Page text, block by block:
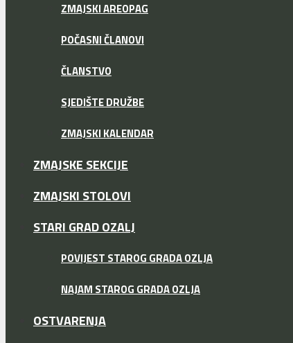
ZMAJSKI AREOPAG
POČASNI ČLANOVI
ČLANSTVO
SJEDIŠTE DRUŽBE
ZMAJSKI KALENDAR
ZMAJSKE SEKCIJE
ZMAJSKI STOLOVI
STARI GRAD OZALJ
POVIJEST STAROG GRADA OZLJA
NAJAM STAROG GRADA OZLJA
OSTVARENJA